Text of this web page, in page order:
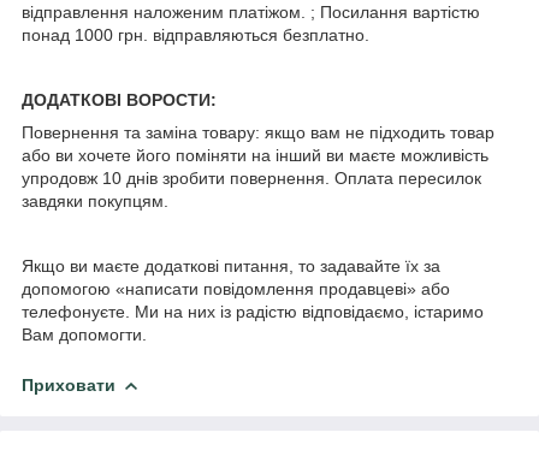
відправлення наложеним платіжом. ; Посилання вартістю
понад 1000 грн. відправляються безплатно.
ДОДАТКОВІ ВОРОСТИ:
Повернення та заміна товару: якщо вам не підходить товар
або ви хочете його поміняти на інший ви маєте можливість
упродовж 10 днів зробити повернення. Оплата пересилок
завдяки покупцям.
Якщо ви маєте додаткові питання, то задавайте їх за
допомогою «написати повідомлення продавцеві» або
телефонуєте. Ми на них із радістю відповідаємо, істаримо
Вам допомогти.
Приховати